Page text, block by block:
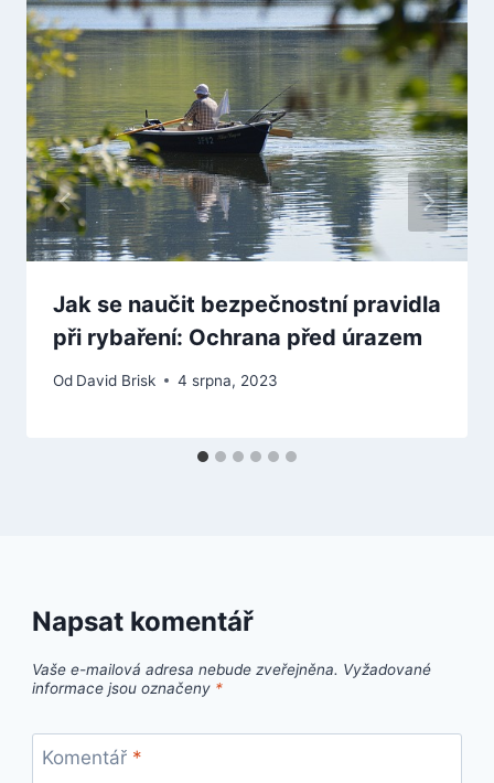
Jak se naučit bezpečnostní pravidla
při rybaření: Ochrana před úrazem
Od David Brisk 4 srpna, 2023
Napsat komentář
Vaše e-mailová adresa nebude zveřejněna. Vyžadované
informace jsou označeny *
Komentář *